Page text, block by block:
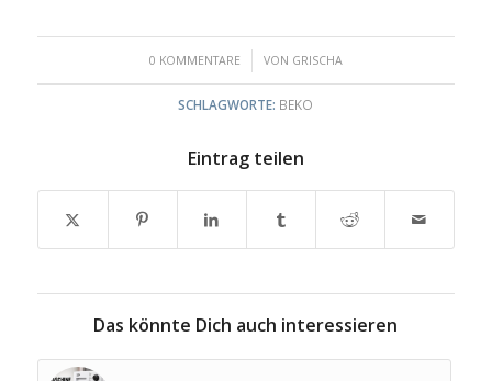
0 KOMMENTARE
/ VON GRISCHA
SCHLAGWORTE: BEKO
Eintrag teilen
Das könnte Dich auch interessieren